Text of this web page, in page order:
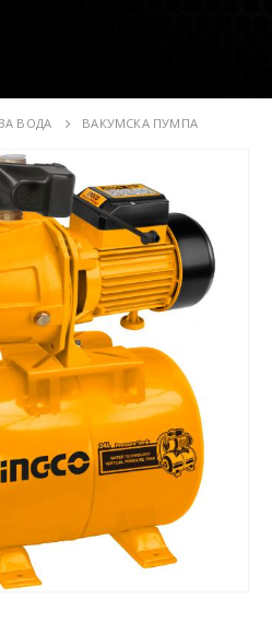
ВОДА ВАКУМСКА ПУМПА